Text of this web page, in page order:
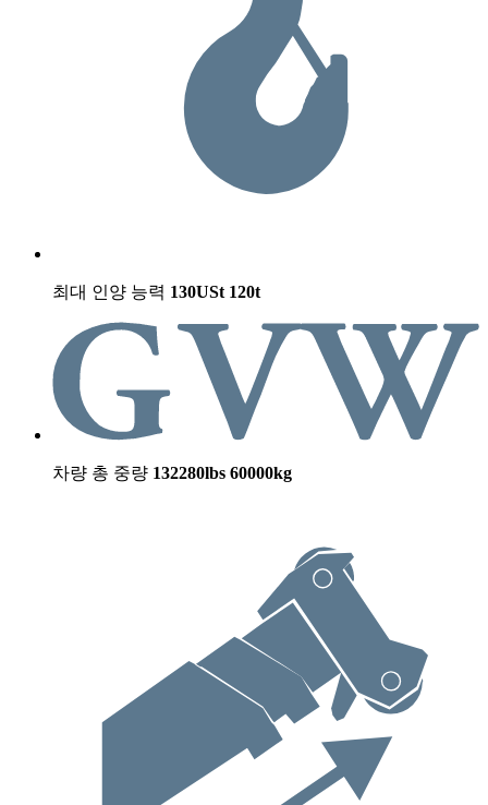
최대 인양 능력 130USt 120t
차량 총 중량 132280lbs 60000kg